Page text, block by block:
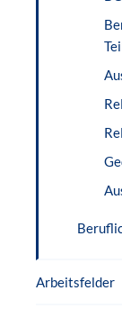
Arbeitsfelder